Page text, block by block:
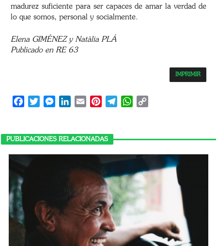
madurez suficiente para ser capaces de amar la verdad de
lo que somos, personal y socialmente.
Elena GIMÉNEZ y Natàlia PLÁ
Publicado en RE 63
IMPRIMIR
FacebookTwitterMessengerLinkedIn
Email PinterestTelegramWhatsApp
PUBLICACIONES RELACIONADAS